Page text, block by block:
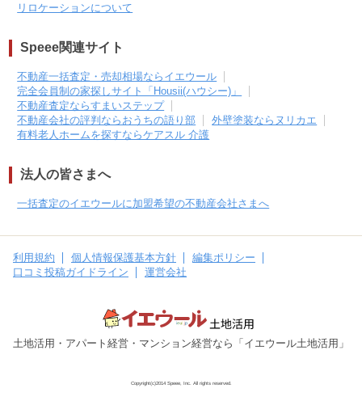
リロケーションについて
Speee関連サイト
不動産一括査定・売却相場ならイエウール
完全会員制の家探しサイト「Housii(ハウシー)」
不動産査定ならすまいステップ
不動産会社の評判ならおうちの語り部
外壁塗装ならヌリカエ
有料老人ホームを探すならケアスル 介護
法人の皆さまへ
一括査定のイエウールに加盟希望の不動産会社さまへ
土地活用・アパート経営・マンション経営なら「イエウール土地活用」
利用規約 個人情報保護基本方針
編集ポリシー
口コミ投稿ガイドライン
運営会社
Copyright(c)2014 Speee, Inc. All rights reserved.